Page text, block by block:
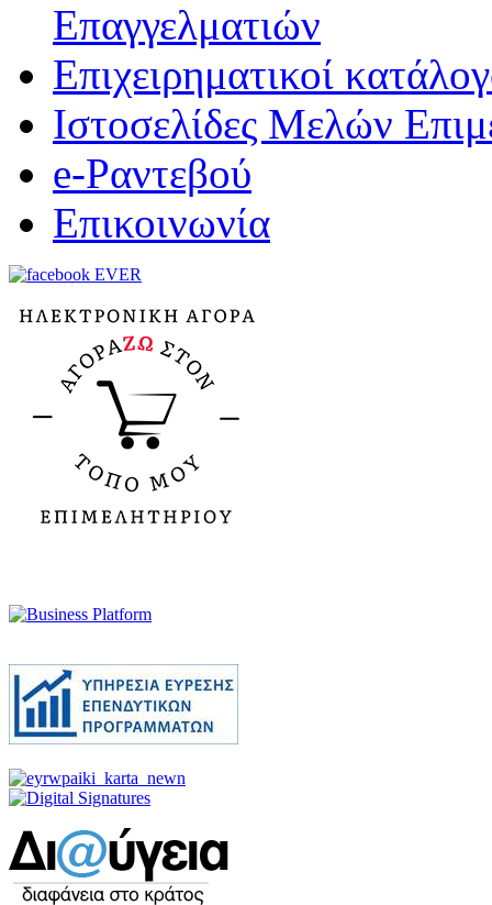
Επαγγελματιών
Επιχειρηματικοί
Ιστοσελίδες Μελών
e-Ραντεβού
Επικοινωνία